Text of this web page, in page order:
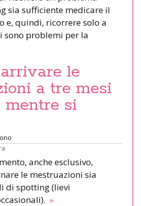
sia sufficiente medicare il
e, quindi, ricorrere solo a
sono problemi per la
le
a tre mesi
mentre si
anche esclusivo,
le mestruazioni sia
di spotting (lievi
»